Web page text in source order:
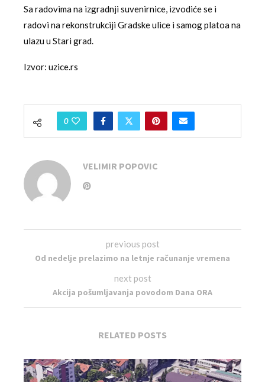
Sa radovima na izgradnji suvenirnice, izvodiće se i
radovi na rekonstrukciji Gradske ulice i samog platoa na
ulazu u Stari grad.
Izvor: uzice.rs
0
VELIMIR POPOVIC
previous post
Od nedelje prelazimo na letnje računanje vremena
next post
Akcija pošumljavanja povodom Dana ORA
RELATED POSTS